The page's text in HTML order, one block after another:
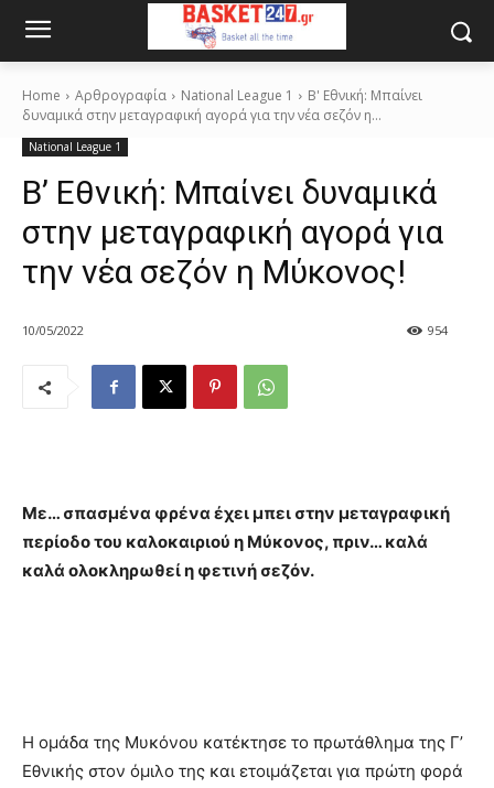
Home Αρθρογραφία National League 1
Β' Εθνική: Μπαίνει
δυναμικά στην μεταγραφική αγορά για την νέα σεζόν η...
National League 1
Β’ Εθνική: Μπαίνει δυναμικά
στην μεταγραφική αγορά για
την νέα σεζόν η Μύκονος!
10/05/2022 954
Με… σπασμένα φρένα έχει μπει στην μεταγραφική
περίοδο του καλοκαιριού η Μύκονος, πριν… καλά
καλά ολοκληρωθεί η φετινή σεζόν.
Η ομάδα της Μυκόνου κατέκτησε το πρωτάθλημα της Γ’
Εθνικής στον όμιλο της και ετοιμάζεται για πρώτη φορά